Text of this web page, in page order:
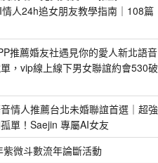
人24h追女朋友教學指南｜108篇
推薦婚友社遇見你的愛人新北語音
，vip線上線下男女聯誼約會530破
情人推薦台北未婚聯誼首選｜超強
單！Saejin 專屬AI女友
微斗數流年論斷活動